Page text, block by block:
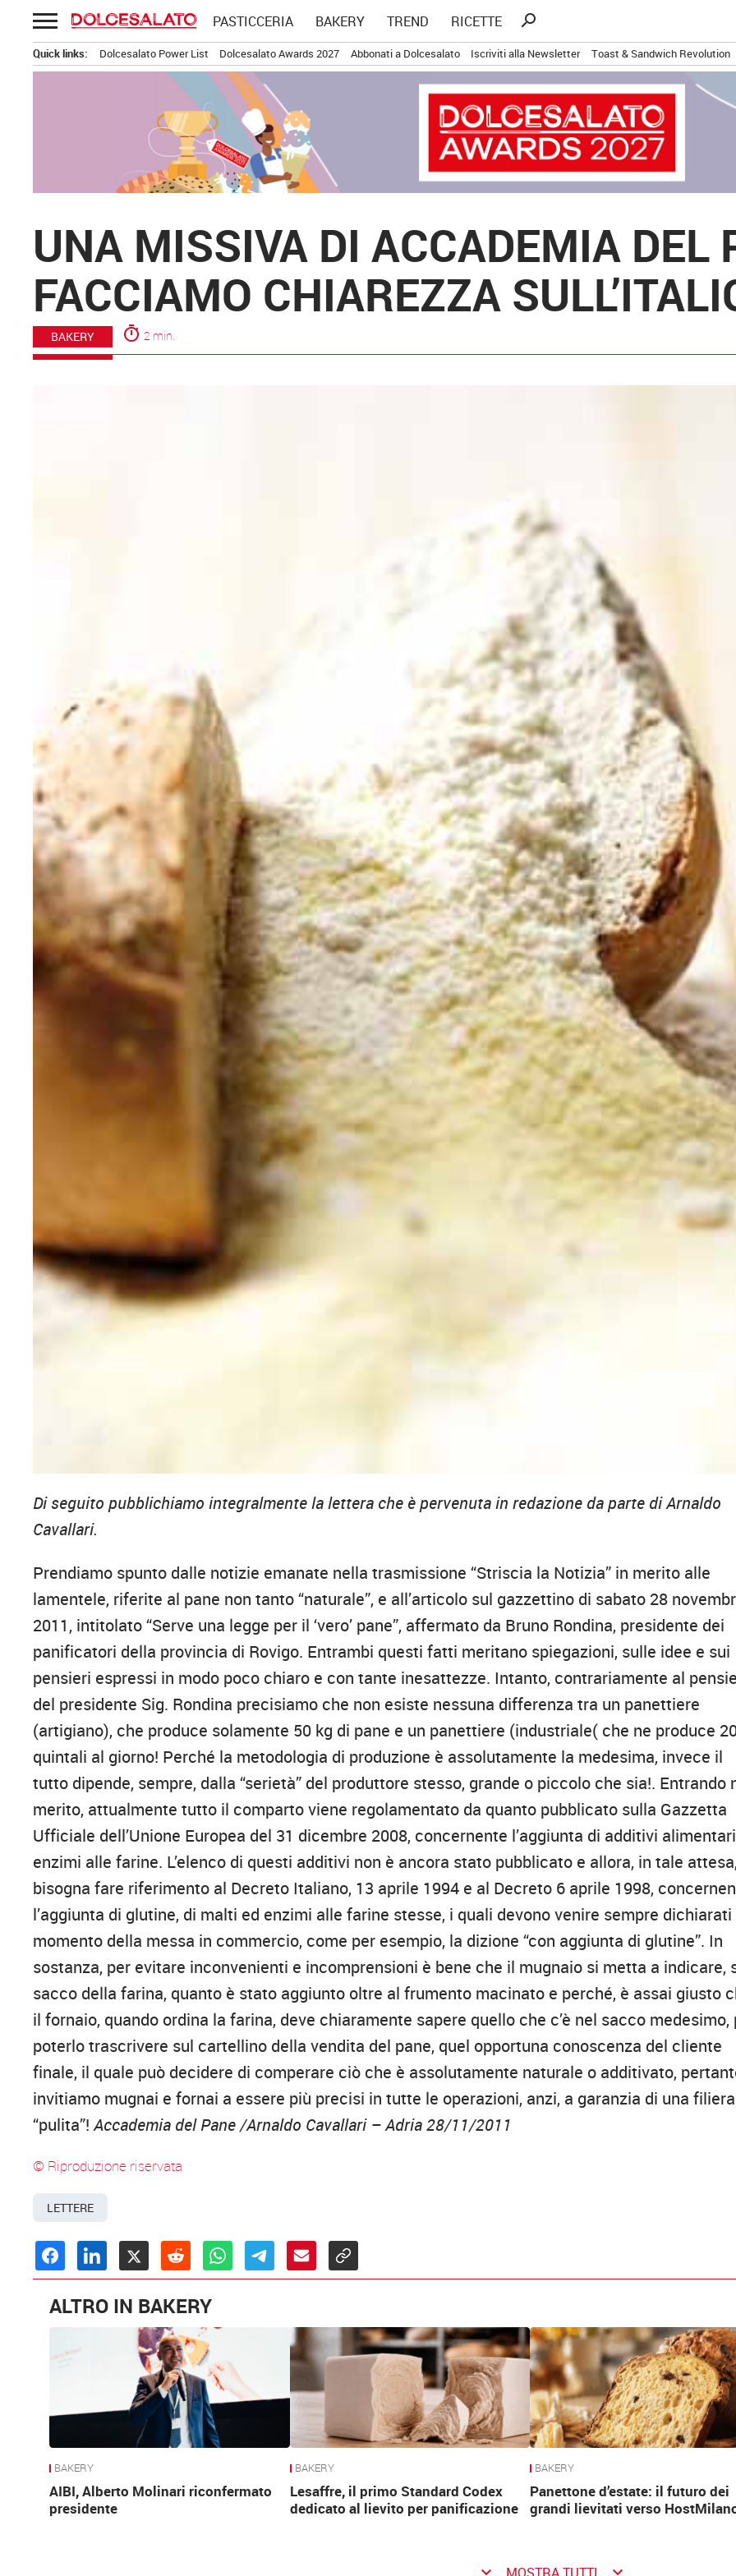
Passa
al
contenuto
PASTICCERIA BAKERY TREND RICETTE
Ricerca
search
Quick links: Dolcesalato Power List Dolcesalato Awards 2027 Abbonati a Dolcesalato Iscriviti alla Newsletter Toast & Sandwich Revolution
UNA MISSIVA DI ACCADEMIA DEL
FACCIAMO CHIAREZZA
BAKERY timer 2 min.
Di seguito pubblichiamo integralmente la lettera che è pervenuta in redazione da parte di Arnaldo
Cavallari.
Prendiamo spunto dalle notizie emanate nella trasmissione “Striscia la Notizia” in merito alle
lamentele, riferite al pane non tanto “naturale”, e all’articolo sul gazzettino di sabato 28
2011, intitolato “Serve una legge per il ‘vero’ pane”, affermato da Bruno Rondina, presidente dei
panificatori della provincia di Rovigo. Entrambi questi fatti meritano spiegazioni, sulle idee e sui
pensieri espressi in modo poco chiaro e con tante inesattezze. Intanto, contrariamente al
del presidente Sig. Rondina precisiamo che non esiste nessuna differenza tra un panettiere
(artigiano), che produce solamente 50 kg di pane e un panettiere (industriale( che ne produce
quintali al giorno! Perché la metodologia di produzione è assolutamente la medesima, invece il
tutto dipende, sempre, dalla “serietà” del produttore stesso, grande o piccolo che sia!. Entrando
merito, attualmente tutto il comparto viene regolamentato da quanto pubblicato sulla Gazzetta
Ufficiale dell’Unione Europea del 31 dicembre 2008, concernente l’aggiunta di additivi
enzimi alle farine. L’elenco di questi additivi non è ancora stato pubblicato e allora, in tale attesa,
bisogna fare riferimento al Decreto Italiano, 13 aprile 1994 e al Decreto 6 aprile 1998,
l’aggiunta di glutine, di malti ed enzimi alle farine stesse, i quali devono venire sempre dichiarati
momento della messa in commercio, come per esempio, la dizione “con aggiunta di glutine”. In
sostanza, per evitare inconvenienti e incomprensioni è bene che il mugnaio si metta a indicare,
sacco della farina, quanto è stato aggiunto oltre al frumento macinato e perché, è assai giusto
il fornaio, quando ordina la farina, deve chiaramente sapere quello che c’è nel sacco medesimo,
poterlo trascrivere sul cartellino della vendita del pane, quel opportuna conoscenza del cliente
finale, il quale può decidere di comperare ciò che è assolutamente naturale o additivato,
invitiamo mugnai e fornai a essere più precisi in tutte le operazioni, anzi, a garanzia di una filiera
“pulita”!Accademia del Pane /Arnaldo Cavallari – Adria 28/11/2011
© Riproduzione riservata
LETTERE
ALTRO IN BAKERY
BAKERY
AIBI, Alberto Molinari riconfermato
presidente
BAKERY
Lesaffre, il primo Standard Codex
dedicato al lievito per panificazione
BAKERY
Panettone d’estate: il futuro dei
grandi lievitati verso